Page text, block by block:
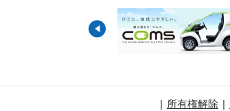
所有権解除